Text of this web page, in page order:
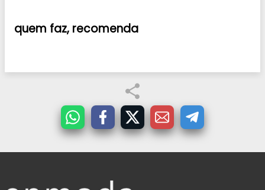
quem faz, recomenda